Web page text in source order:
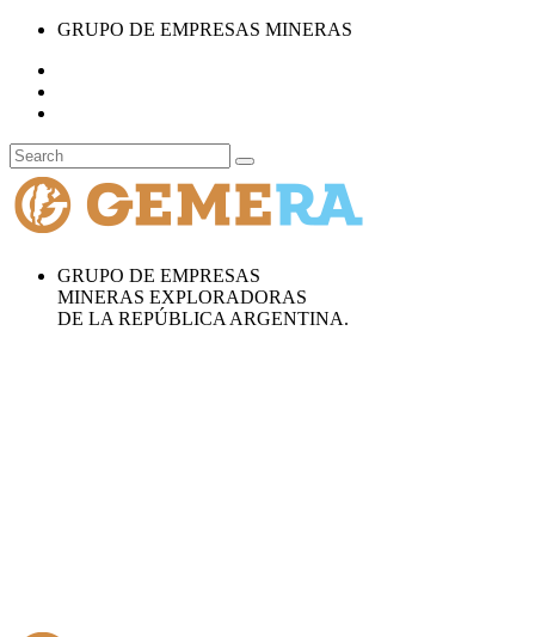
GRUPO DE EMPRESAS MINERAS
GRUPO DE EMPRESAS
MINERAS EXPLORADORAS
DE LA REPÚBLICA ARGENTINA.